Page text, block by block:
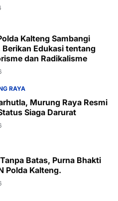
Kalteng Sambangi
Edukasi tentang
dan Radikalisme
RAYA
Murung Raya Resmi
Siaga Darurat
Batas, Purna Bhakti
Polda Kalteng.